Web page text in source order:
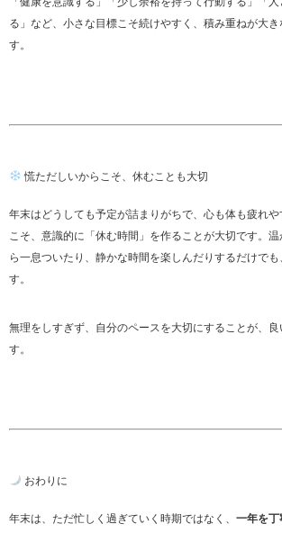
る」など、小さな目標こそ続けやすく、積み重ねが大き
す。
慌ただしいからこそ、休むことも大切
年末はどうしても予定が詰まりがちで、心も体も疲れ
こそ、意識的に「休む時間」を作ることが大切です。
ら一息ついたり、静かな時間を楽しんだりするだけで
す。
無理をしすぎず、自分のペースを大切にすることが、良
す。
おわりに
年末は、ただ忙しく過ぎていく時期ではなく、 一年を丁